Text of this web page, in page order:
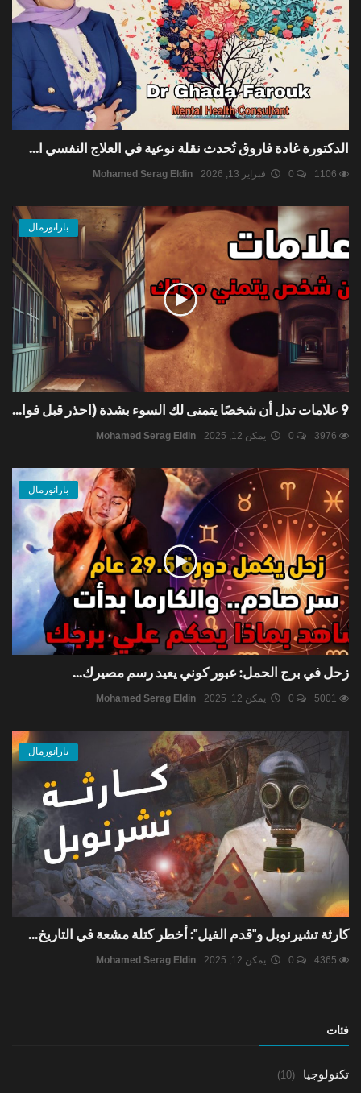
الدكتورة غادة فاروق تُحدث نقلة نوعية في العلاج النفسي ا...
Mohamed Serag Eldin فبراير 13, 2026
بارانورمال
9 علامات تدل أن شخصًا يتمنى لك السوء بشدة (احذر قبل فوا...
Mohamed Serag Eldin يمكن 12, 2025
بارانورمال
زحل في برج الحمل: عبور كوني يعيد رسم مصيرك...
Mohamed Serag Eldin يمكن 12, 2025
بارانورمال
كارثة تشيرنوبل و"قدم الفيل": أخطر كتلة مشعة في التاريخ...
Mohamed Serag Eldin يمكن 12, 2025
فئات
تكنولوجيا (10)